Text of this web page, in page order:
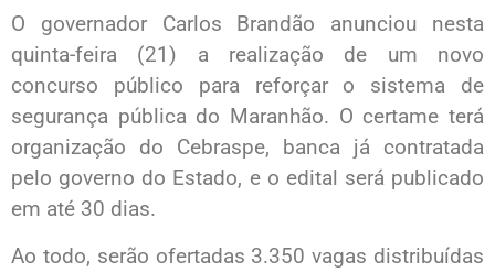
O governador Carlos Brandão anunciou nesta
quinta-feira (21) a realização de um novo
concurso público para reforçar o sistema de
segurança pública do Maranhão. O certame terá
organização do Cebraspe, banca já contratada
pelo governo do Estado, e o edital será publicado
em até 30 dias.
Ao todo, serão ofertadas 3.350 vagas distribuídas